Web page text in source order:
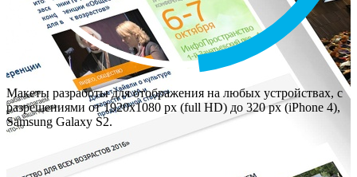
Макеты разработы для отображения на любых устройствах, с
разрешениями от 1920х1080 px (full HD) до 320 px (iPhone 4),
Samsung Galaxy S2.